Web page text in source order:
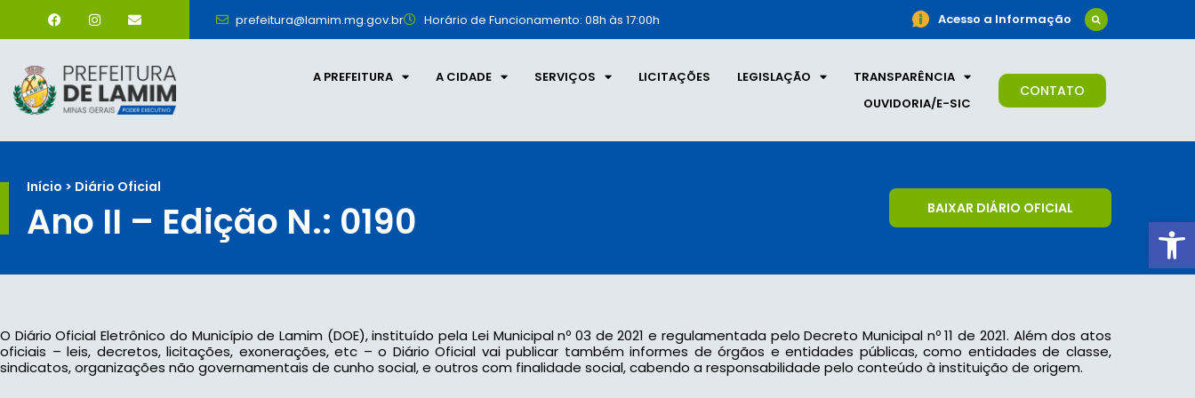
prefeitura@lamim.mg.gov.br Horário de Funcionamento: 08h às 17:00h Acesso a Informação
A PREFEITURA A CIDADE SERVIÇOS LICITAÇÕES LEGISLAÇÃO
TRANSPARÊNCIA
OUVIDORIA/E-SIC
CONTATO
Início > Diário Oficial
Ano II – Edição N.: 0190 BAIXAR DIÁRIO OFICIAL
O Diário Oficial Eletrônico do Município de Lamim (DOE), instituído pela Lei Municipal nº 03 de 2021 e regulamentada pelo Decreto Municipal nº 11 de 2021. Além dos atos
oficiais – leis, decretos, licitações, exonerações, etc – o Diário Oficial vai publicar também informes de órgãos e entidades públicas, como entidades de classe,
sindicatos, organizações não governamentais de cunho social, e outros com finalidade social, cabendo a responsabilidade pelo conteúdo à instituição de origem.